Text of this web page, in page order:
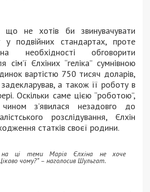
що не хотів би звинувачувати
у подвійних стандартах, проте
необхідності обговорити
Єлхіних “геліка” сумнівною
вартістю 750 тисяч доларів,
а також її роботу в
Оскільки саме цією “роботою”,
з’явилася незадовго до
розслідування, Єлхін
статків своєї родини.
на ці теми Марія Єлхіна не хоче
чому?” – наголосив Шульгат.